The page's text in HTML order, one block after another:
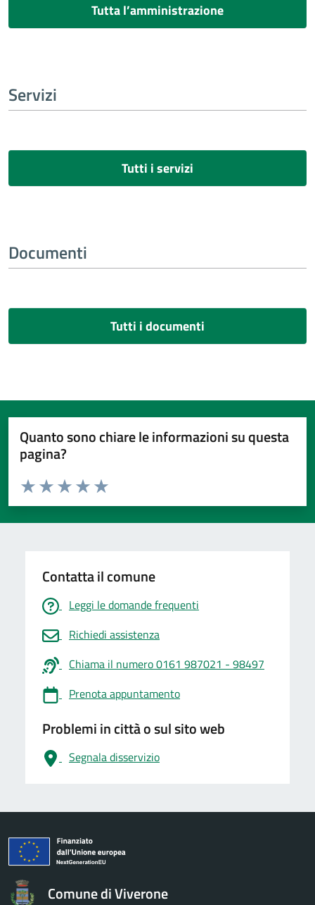
Tutta l’amministrazione
Servizi
Tutti i servizi
Documenti
Tutti i documenti
Quanto sono chiare le informazioni su questa
pagina?
Valuta da 1 a 5 stelle la pagina
Valuta 5 stelle su 5
Valuta 4 stelle su 5
Valuta 3 stelle su 5
Valuta 2 stelle su 5
Valuta 1 stelle su 5
Contatta il comune
Leggi le domande frequenti
Richiedi assistenza
Chiama il numero 0161 987021 - 98497
Prenota appuntamento
Problemi in città o sul sito web
Segnala disservizio
logo Unione Europea
Comune di Viverone